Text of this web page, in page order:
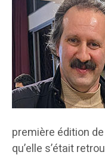
première édition
qu’elle s’était